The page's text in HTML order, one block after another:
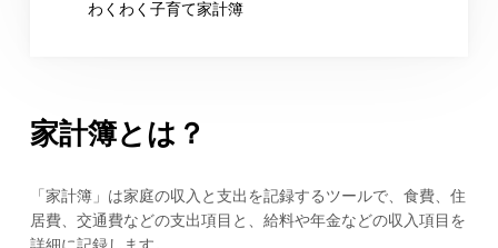
わくわく子育て家計簿
家計簿とは？
「家計簿」は家庭の収入と支出を記録するツールで、食費、住
居費、交通費などの支出項目と、給料や年金などの収入項目を
詳細に記録します。